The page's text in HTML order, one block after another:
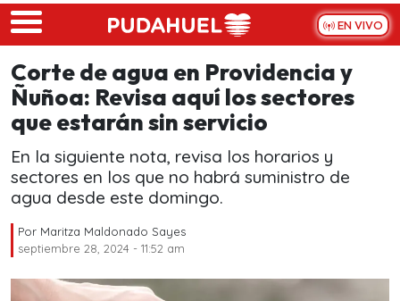
Skip to main content
EN VIVO
Corte de agua en Providencia y
Ñuñoa: Revisa aquí los sectores
que estarán sin servicio
En la siguiente nota, revisa los horarios y
sectores en los que no habrá suministro de
agua desde este domingo.
Por Maritza Maldonado Sayes
septiembre 28, 2024 - 11:52 am